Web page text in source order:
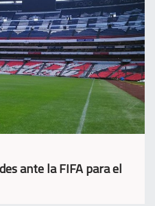
ante la FIFA para el